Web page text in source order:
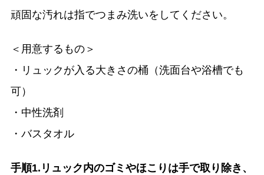
頑固な汚れは指でつまみ洗いをしてください。
＜用意するもの＞
・リュックが入る大きさの桶（洗面台や浴槽でも
可）
・中性洗剤
・バスタオル
手順1.リュック内のゴミやほこりは手で取り除き、